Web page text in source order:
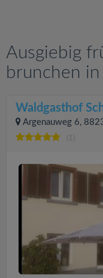
Ausgiebig
brunchen
Waldgasthof
Argenauweg 6,
(1)